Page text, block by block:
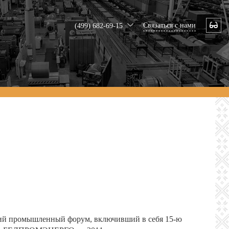
(499) 682-69-15 Связаться с нами
промышленный форум, включивший в себя 15-ю